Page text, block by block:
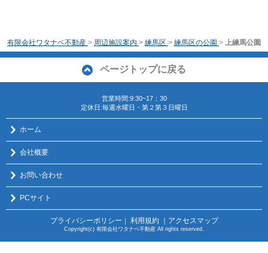
有限会社ワタナベ不動産 > 周辺施設案内 > 練馬区 > 練馬区の公園 > 上練馬公園
ページトップに戻る
営業時間:9:30~17：30
定休日:毎週水曜日・第２第３日曜日
ホーム
会社概要
お問い合わせ
PCサイト
プライバシーポリシー ｜ 利用規約 ｜アクセスマップ
Copyright(c) 有限会社ワタナベ不動産 All rights reserved.